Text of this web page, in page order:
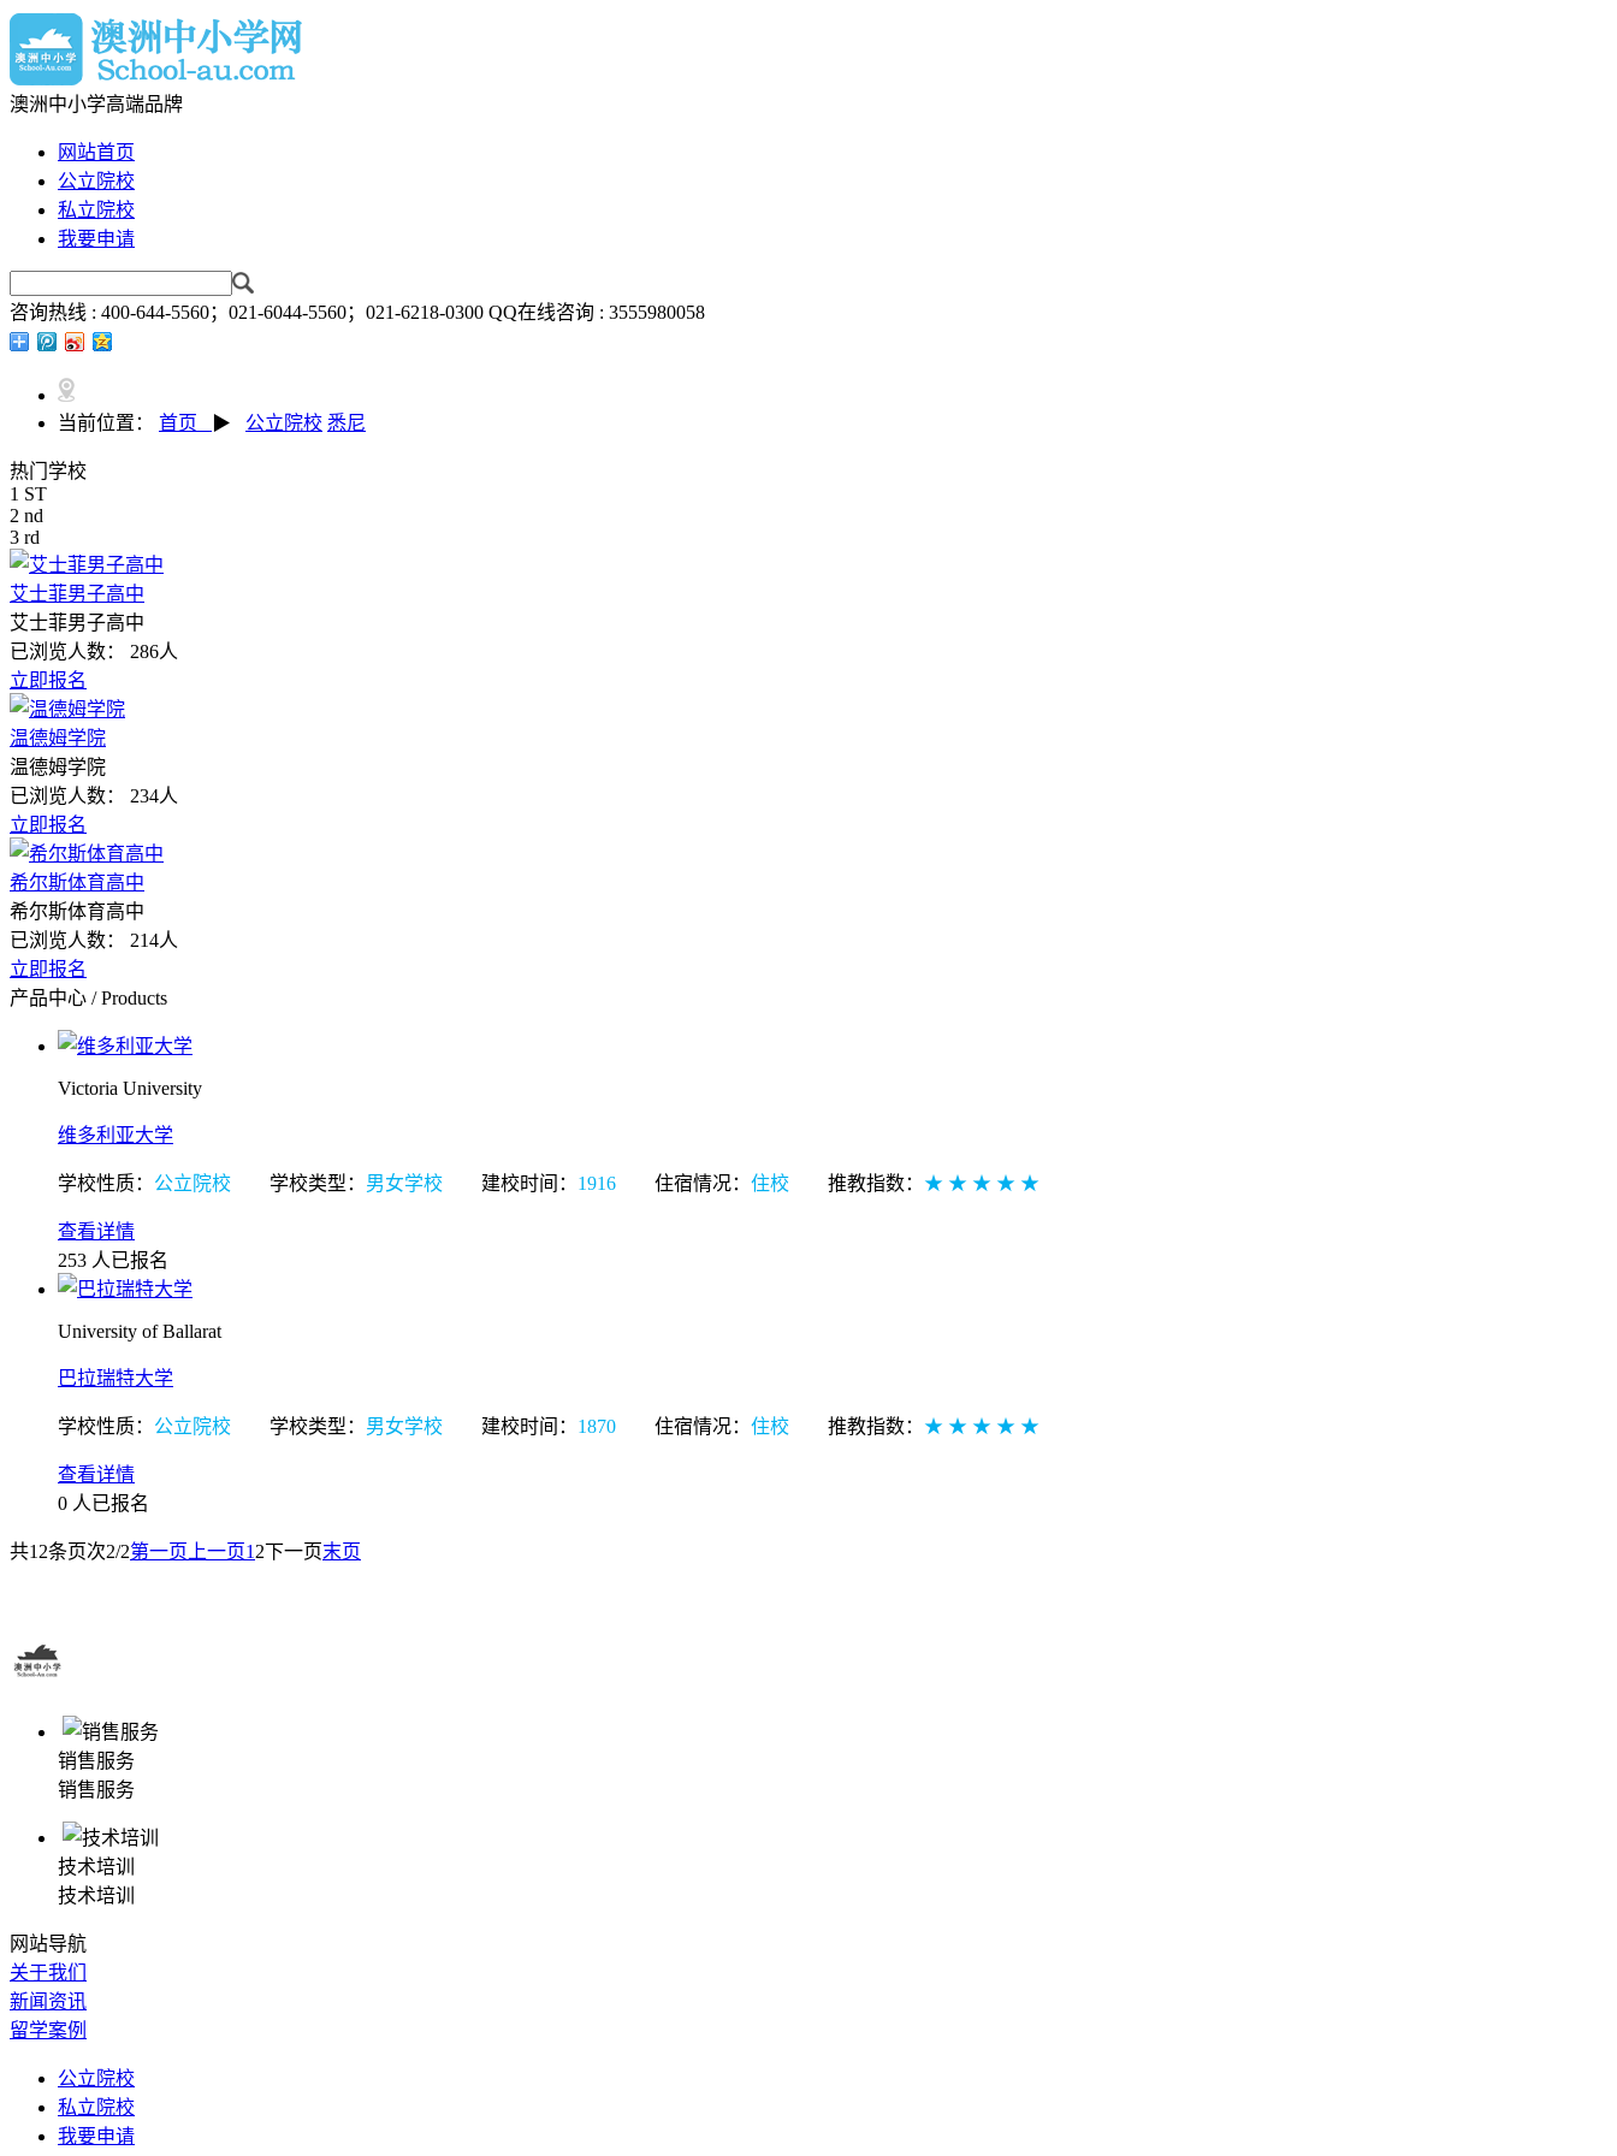
澳洲中小学高端品牌
网站首页
公立院校
私立院校
我要申请
咨询热线 : 400-644-5560；021-6044-5560；021-6218-0300 QQ在线咨询 : 3555980058
当前位置： 首页 ▶ 公立院校 悉尼
热门学校
1 ST
2 nd
3 rd
艾士菲男子高中
艾士菲男子高中
已浏览人数：
286人
立即报名
温德姆学院
温德姆学院
已浏览人数：
234人
立即报名
希尔斯体育高中
希尔斯体育高中
已浏览人数：
214人
立即报名
产品中心 / Products
Victoria University
维多利亚大学
学校性质： 公立院校 学校类型： 男女学校 建校时间： 1916 住宿情况： 住校 推教指数： ★ ★ ★ ★ ★
查看详情
253 人已报名
University of Ballarat
巴拉瑞特大学
学校性质： 公立院校 学校类型： 男女学校 建校时间： 1870 住宿情况： 住校 推教指数： ★ ★ ★ ★ ★
查看详情
0 人已报名
共12条页次2/2第一页 上一页1 2下一页末页
销售服务
销售服务
技术培训
技术培训
网站导航
关于我们
新闻资讯
留学案例
公立院校
私立院校
我要申请